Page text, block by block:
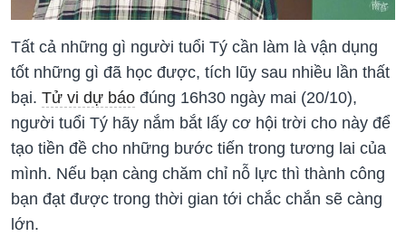
Tất cả những gì người tuổi Tý cần làm là vận dụng
tốt những gì đã học được, tích lũy sau nhiều lần thất
bại. Tử vi dự báo đúng 16h30 ngày mai (20/10),
người tuổi Tý hãy nắm bắt lấy cơ hội trời cho này để
tạo tiền đề cho những bước tiến trong tương lai của
mình. Nếu bạn càng chăm chỉ nỗ lực thì thành công
bạn đạt được trong thời gian tới chắc chắn sẽ càng
lớn.